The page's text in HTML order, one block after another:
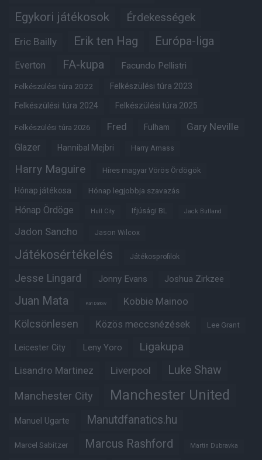
Egykori játékosok Érdekességek
Eric Bailly Erik ten Hag Európa-liga
Everton FA-kupa Facundo Pellistri
Felkészülési túra 2022 Felkészülési túra 2023
Felkészülési túra 2024 Felkészülési túra 2025
Felkészülési túra 2026 Fred Fulham Gary Neville
Glazer Hannibal Mejbri Harry Amass
Harry Maguire Híres magyar Vörös Ördögök
Hónap játékosa Hónap legjobbja szavazás
Hónap Ördöge Hull City Ifjúsági BL Jack Butland
Jadon Sancho Jason Wilcox
Játékosértékelés Játékosprofilok
Jesse Lingard Jonny Evans Joshua Zirkzee
Juan Mata Karl Darlow Kobbie Mainoo
Kölcsönlesen Közös meccsnézések Lee Grant
Leicester City Leny Yoro Ligakupa
Lisandro Martinez Liverpool Luke Shaw
Manchester City Manchester United
Manuel Ugarte Manutdfanatics.hu
Marcel Sabitzer Marcus Rashford Martin Dubravka